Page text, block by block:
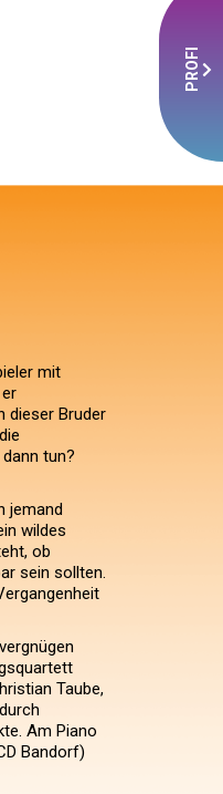
PROFI
mit
dieser Bruder
tun?
jemand
wildes
ob
sein sollten.
Taube,
Am Piano
Bandorf)